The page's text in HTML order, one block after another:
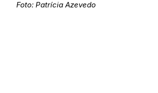
Foto: Patrícia Azevedo